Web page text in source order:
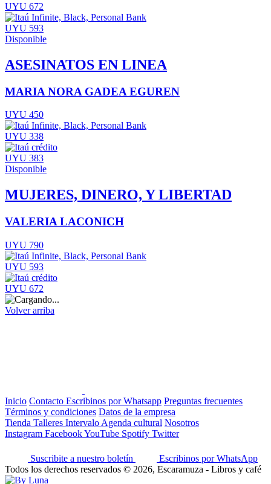
UYU 672
UYU 593
Disponible
ASESINATOS EN LINEA
MARIA NORA GADEA EGUREN
UYU 450
UYU 338
UYU 383
Disponible
MUJERES, DINERO, Y LIBERTAD
VALERIA LACONICH
UYU 790
UYU 593
UYU 672
Volver arriba
Inicio Contacto Escribinos por Whatsapp Preguntas frecuentes
Términos y condiciones Datos de la empresa
Tienda Talleres Intervalo Agenda cultural Nosotros
Instagram FacebookYouTube Spotify Twitter
Suscribite a nuestro boletín
Escribinos por WhatsApp
Todos los derechos reservados © 2026, Escaramuza - Libros y café